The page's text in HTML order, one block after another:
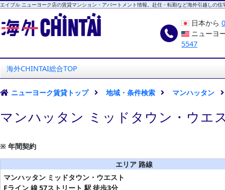
エイブル ニューヨーク店の賃貸マンション・アパートメント情報。赴任・転勤など海外引越しの住
日本から
ニューヨ
5547
海外CHINTAI総合TOP
ニューヨーク賃貸トップ 地域・条件検索 マンハッタン
マンハッタン ミッドタウン・ウエ
※ 年間契約
エリア 路線
マンハッタン ミッドタウン・ウエスト
Fライン 線57ストリート 駅徒歩3分